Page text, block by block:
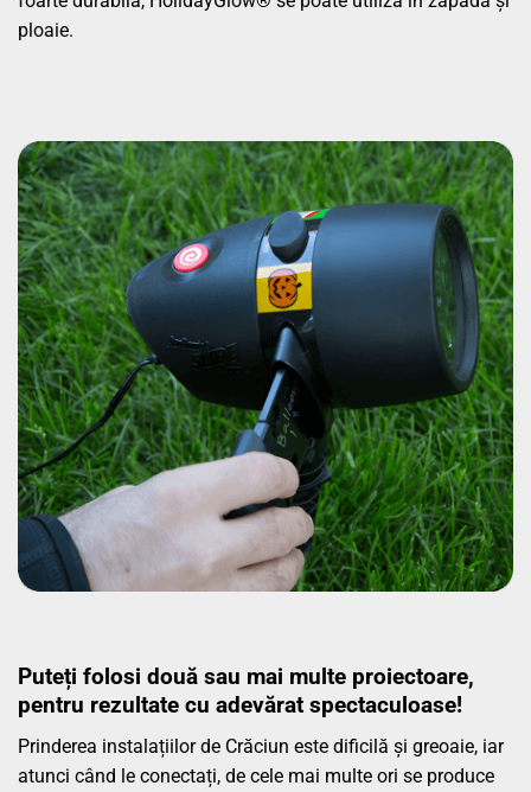
ploaie.
Puteți folosi două sau mai multe proiectoare,
pentru rezultate cu adevărat spectaculoase!
Prinderea instalațiilor de Crăciun este dificilă și greoaie, iar
atunci când le conectați, de cele mai multe ori se produce